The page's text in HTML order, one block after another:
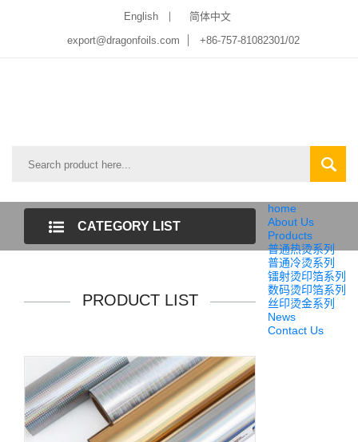
English
简体中文
export@dragonfoils.com
+86-757-81082301/02
home
About Us
Products
普通热烫系列
普通冷烫系列
镭射烫印箔系列
数码烫印箔系列
丝印烫金系列
News
Contact Us
CATEGORY LIST
PRODUCT LIST